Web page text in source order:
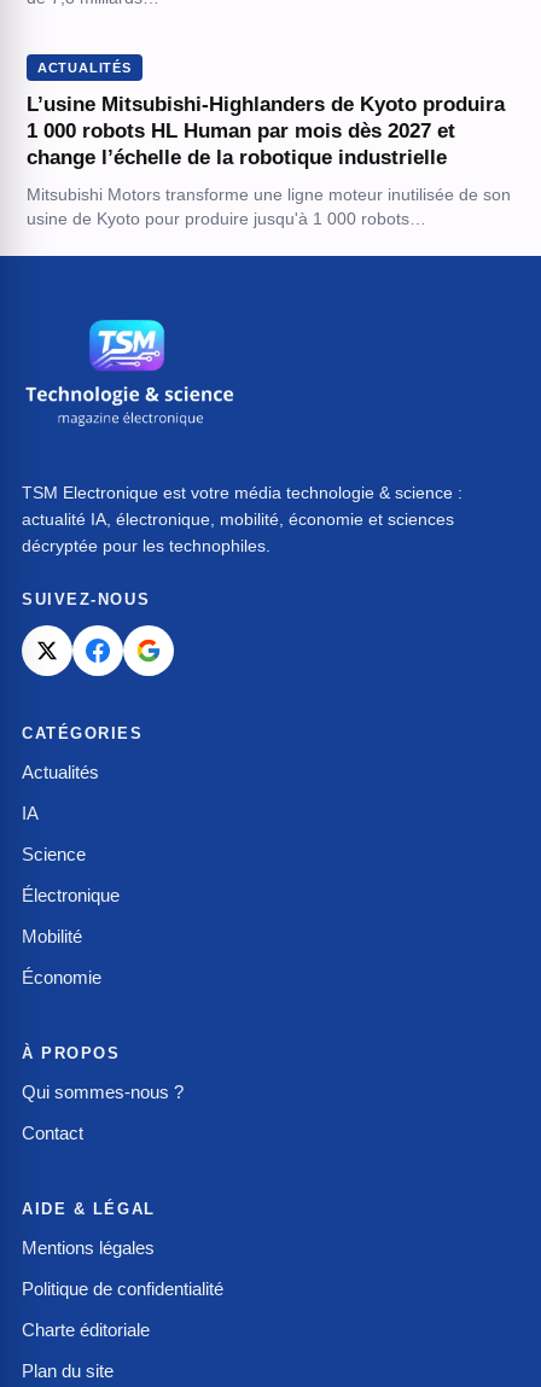
ACTUALITÉS
L’usine Mitsubishi-Highlanders de Kyoto produira
1 000 robots HL Human par mois dès 2027 et
change l’échelle de la robotique industrielle
Mitsubishi Motors transforme une ligne moteur inutilisée de son
usine de Kyoto pour produire jusqu'à 1 000 robots…
TSM Electronique est votre média technologie & science :
actualité IA, électronique, mobilité, économie et sciences
décryptée pour les technophiles.
SUIVEZ-NOUS
CATÉGORIES
Actualités
IA
Science
Électronique
Mobilité
Économie
À PROPOS
Qui sommes-nous ?
Contact
AIDE & LÉGAL
Mentions légales
Politique de confidentialité
Charte éditoriale
Plan du site